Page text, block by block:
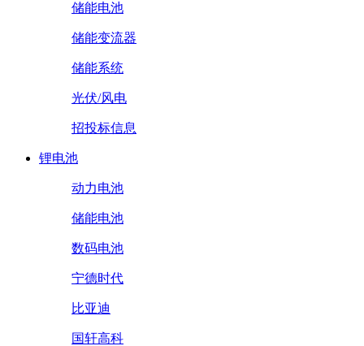
储能电池
储能变流器
储能系统
光伏/风电
招投标信息
锂电池
动力电池
储能电池
数码电池
宁德时代
比亚迪
国轩高科